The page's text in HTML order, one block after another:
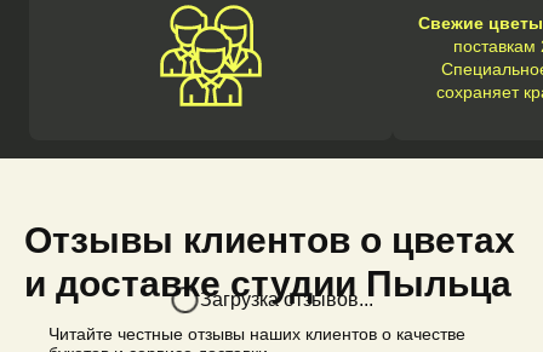
Свежие цветы
сохраняет
Отзывы клиентов о цветах
и доставке студии Пыльца
Читайте честные отзывы наших клиентов о качестве
Загрузка отзывов...